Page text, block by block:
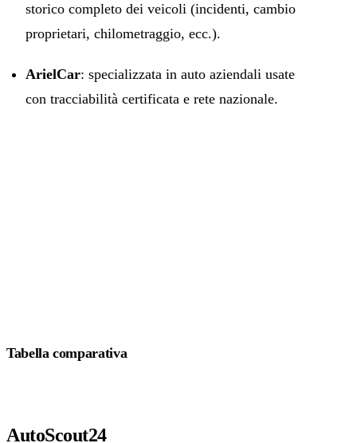
storico completo dei veicoli (incidenti, cambio
proprietari, chilometraggio, ecc.).
ArielCar: specializzata in auto aziendali usate
con tracciabilità certificata e rete nazionale.
Tabella comparativa
AutoScout24